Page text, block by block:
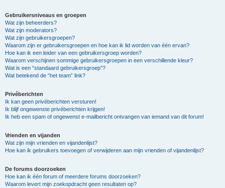
Gebruikersniveaus en groepen
Wat zijn beheerders?
Wat zijn moderators?
Wat zijn gebruikersgroepen?
Waarom zijn er gebruikersgroepen en hoe kan ik lid worden van één ervan?
Hoe kan ik een leider van een gebruikersgroep worden?
Waarom verschijnen sommige gebruikersgroepen in een verschillende kleur?
Wat is een “standaard gebruikersgroep”?
Wat betekend de “het team” link?
Privéberichten
Ik kan geen privéberichten versturen!
Ik blijf ongewenste privéberichten krijgen!
Ik heb een spam of ongewenst e-mailbericht ontvangen van iemand van dit forum!
Vrienden en vijanden
Wat zijn mijn vrienden en vijandenlijst?
Hoe kan ik gebruikers toevoegen of verwijderen aan mijn vrienden of vijandenlijst?
De forums doorzoeken
Hoe kan ik één forum of meerdere forums doorzoeken?
Waarom levert mijn zoekopdracht geen resultaten op?